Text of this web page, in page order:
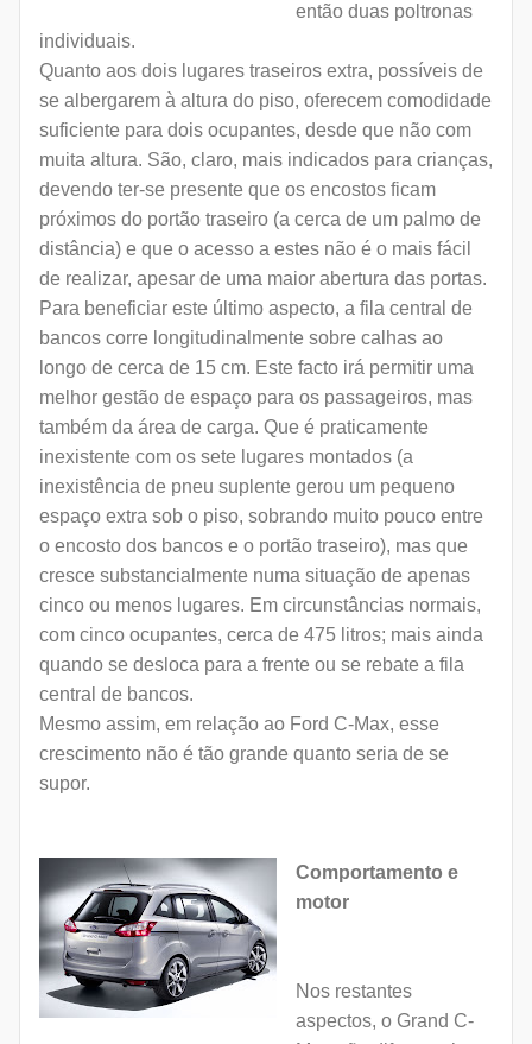
então duas poltronas
individuais.
Quanto aos dois lugares traseiros extra, possíveis de
se albergarem à altura do piso, oferecem comodidade
suficiente para dois ocupantes, desde que não com
muita altura. São, claro, mais indicados para crianças,
devendo ter-se presente que os encostos ficam
próximos do portão traseiro (a cerca de um palmo de
distância) e que o acesso a estes não é o mais fácil
de realizar, apesar de uma maior abertura das portas.
Para beneficiar este último aspecto, a fila central de
bancos corre longitudinalmente sobre calhas ao
longo de cerca de 15 cm. Este facto irá permitir uma
melhor gestão de espaço para os passageiros, mas
também da área de carga. Que é praticamente
inexistente com os sete lugares montados (a
inexistência de pneu suplente gerou um pequeno
espaço extra sob o piso, sobrando muito pouco entre
o encosto dos bancos e o portão traseiro), mas que
cresce substancialmente numa situação de apenas
cinco ou menos lugares. Em circunstâncias normais,
com cinco ocupantes, cerca de 475 litros; mais ainda
quando se desloca para a frente ou se rebate a fila
central de bancos.
Mesmo assim, em relação ao Ford C-Max, esse
crescimento não é tão grande quanto seria de se
supor.
Comportamento e
motor
Nos restantes
aspectos, o Grand C-